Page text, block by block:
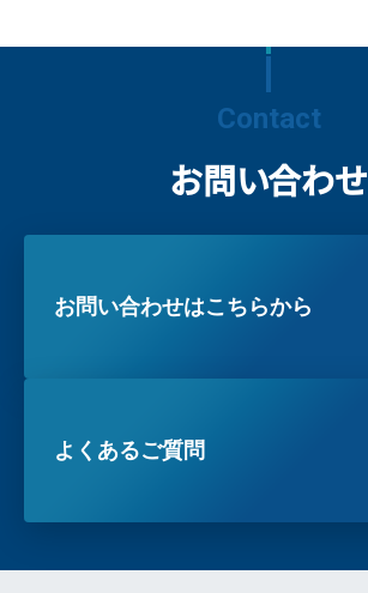
Contact
お問い合わせ
お問い合わせはこちらから
よくあるご質問